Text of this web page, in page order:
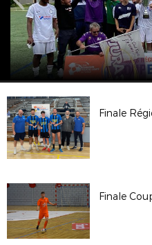
Finale
Finale